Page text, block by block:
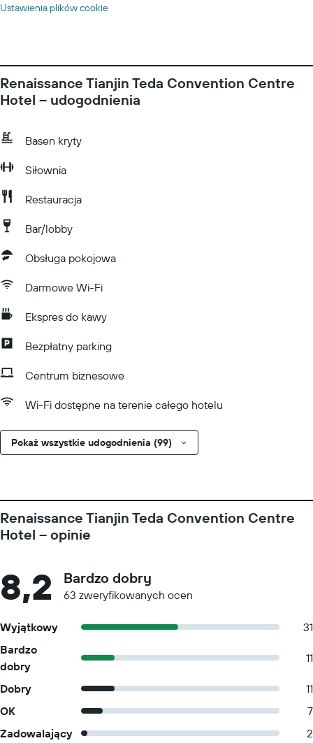
Ustawienia plików cookie
Renaissance Tianjin Teda Convention Centre
Hotel – udogodnienia
Basen kryty
Siłownia
Restauracja
Bar/lobby
Obsługa pokojowa
Darmowe Wi-Fi
Ekspres do kawy
Bezpłatny parking
Centrum biznesowe
Wi-Fi dostępne na terenie całego hotelu
Pokaż wszystkie udogodnienia (99)
Renaissance Tianjin Teda Convention Centre
Hotel – opinie
8,2 Bardzo dobry
63 zweryfikowanych ocen
Wyjątkowy
31
Bardzo
dobry
11
Dobry
11
OK
7
Zadowalający
2